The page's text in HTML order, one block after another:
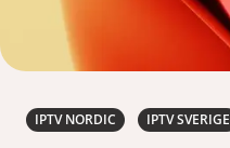
IPTV NORDIC IPTV SVERIGE